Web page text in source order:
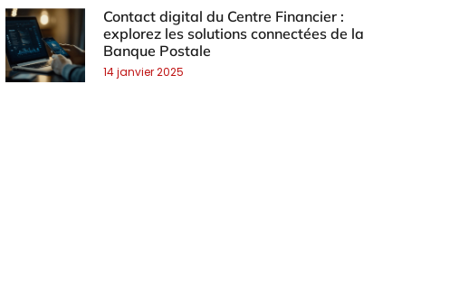
Contact digital du Centre Financier :
explorez les solutions connectées de la
Banque Postale
14 janvier 2025